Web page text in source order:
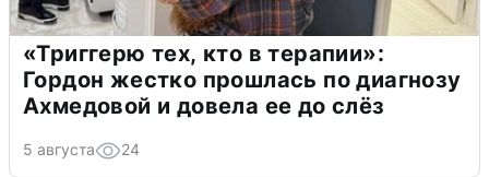
«Триггерю тех, кто в терапии»:
Гордон жестко прошлась по диагнозу
Ахмедовой и довела ее до слёз
5 августа 24